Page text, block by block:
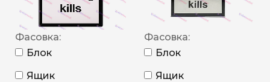
Фасовка:
Блок
Ящик
Фасовка:
Блок
Ящик